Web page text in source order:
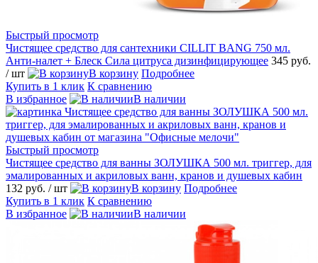
Быстрый просмотр
Чистящее средство для сантехники CILLIT BANG 750 мл.
Анти-налет + Блеск Сила цитруса дизинфицирующее 345 руб.
/ шт
В корзину Подробнее
Купить в 1 клик К сравнению
В избранное
В наличии
Быстрый просмотр
Чистящее средство для ванны ЗОЛУШКА 500 мл. триггер, для
эмалированных и акриловых ванн, кранов и душевых кабин
132 руб. / шт В корзину Подробнее
Купить в 1 клик К сравнению
В избранное
В наличии